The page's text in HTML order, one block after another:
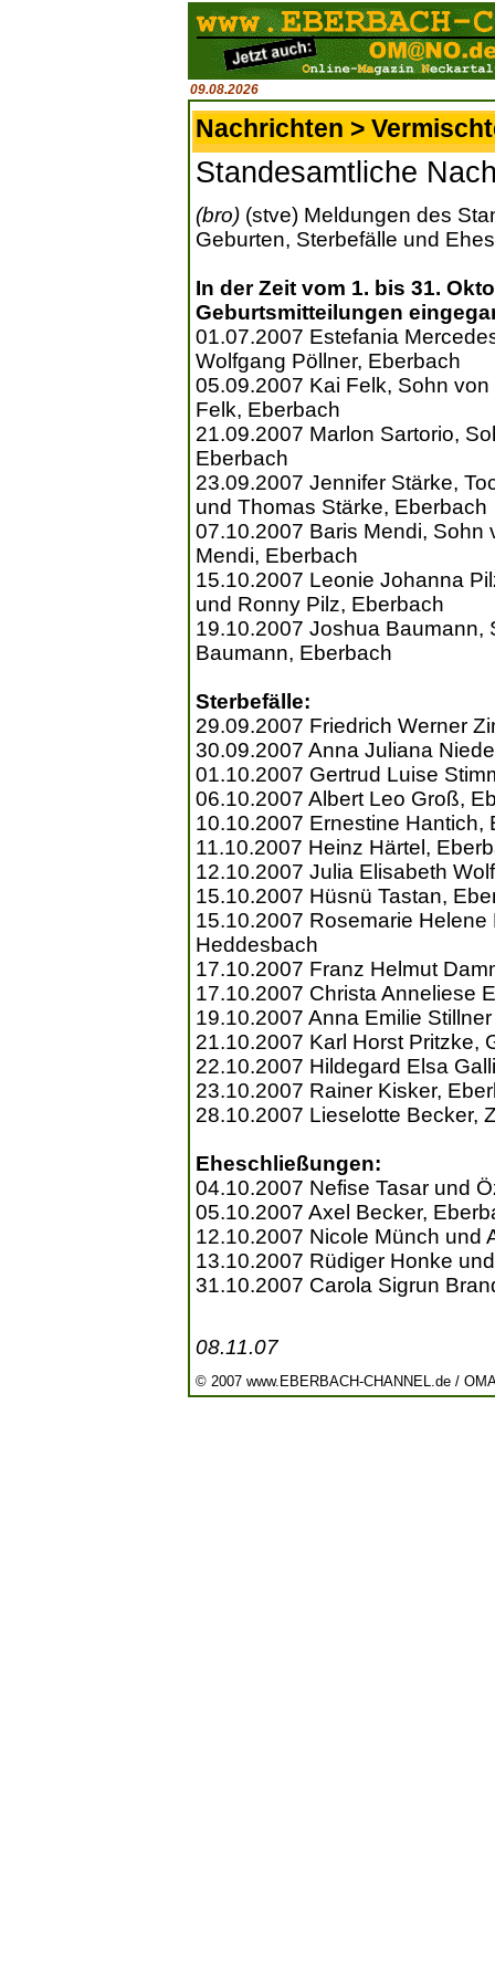
09.08.2026
Nachrichten >
Standesamtliche
(bro) (stve) Meldungen des
Geburten, Sterbefälle und
In der Zeit vom 1. bis 31.
Geburtsmitteilungen
01.07.2007 Estefania
Wolfgang Pöllner, Eberbach
05.09.2007 Kai Felk, Sohn
Felk, Eberbach
21.09.2007 Marlon Sartorio,
Eberbach
23.09.2007 Jennifer Stärke,
und Thomas Stärke, Eberbach
07.10.2007 Baris Mendi, Sohn
Mendi, Eberbach
15.10.2007 Leonie Johanna
und Ronny Pilz, Eberbach
19.10.2007 Joshua Baumann,
Baumann, Eberbach
Sterbefälle:
29.09.2007 Friedrich Werner
30.09.2007 Anna Juliana
01.10.2007 Gertrud Luise
06.10.2007 Albert Leo Groß,
10.10.2007 Ernestine Hantich,
11.10.2007 Heinz Härtel,
12.10.2007 Julia Elisabeth
15.10.2007 Hüsnü Tastan,
15.10.2007 Rosemarie
Heddesbach
17.10.2007 Franz Helmut
17.10.2007 Christa Anneliese
19.10.2007 Anna Emilie
21.10.2007 Karl Horst Pritzke,
22.10.2007 Hildegard Elsa
23.10.2007 Rainer Kisker,
28.10.2007 Lieselotte Becker,
Eheschließungen:
04.10.2007 Nefise Tasar und
05.10.2007 Axel Becker,
12.10.2007 Nicole Münch und
13.10.2007 Rüdiger Honke
31.10.2007 Carola Sigrun
08.11.07
© 2007 www.EBERBACH-CHANNEL.de /